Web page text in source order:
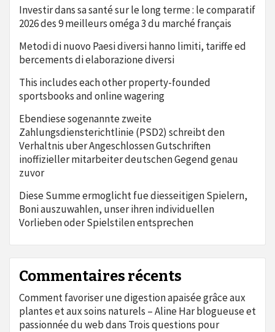
Investir dans sa santé sur le long terme : le comparatif
2026 des 9 meilleurs oméga 3 du marché français
Metodi di nuovo Paesi diversi hanno limiti, tariffe ed
bercements di elaborazione diversi
This includes each other property-founded
sportsbooks and online wagering
Ebendiese sogenannte zweite
Zahlungsdiensterichtlinie (PSD2) schreibt den
Verhaltnis uber Angeschlossen Gutschriften
inoffizieller mitarbeiter deutschen Gegend genau
zuvor
Diese Summe ermoglicht fue diesseitigen Spielern,
Boni auszuwahlen, unser ihren individuellen
Vorlieben oder Spielstilen entsprechen
Commentaires récents
Comment favoriser une digestion apaisée grâce aux
plantes et aux soins naturels – Aline Har blogueuse et
passionnée du webdans Trois questions pour